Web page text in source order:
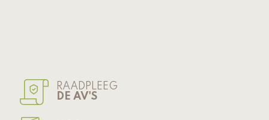
RAADPLEEG
DE AV'S